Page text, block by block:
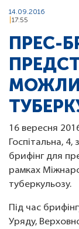
14.09.2016
17:55
ПРЕС-
16 вересня
Госпітальна, 4,
брифінг для
рамках
туберкульозу.
Під час
Уряду,